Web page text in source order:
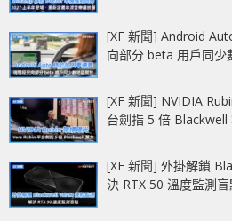
[XF 新聞] Android
向部分 beta 用戶同少
[XF 新聞] NVIDIA
台劍指 5 倍 Blackwell
[XF 新聞] 外掛解鎖
決 RTX 50 溫度監測